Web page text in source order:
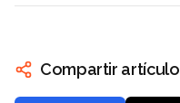
Compartir artículo